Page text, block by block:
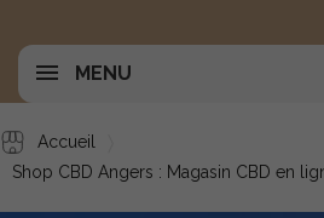
MENU
Accueil
Shop CBD Angers : Magasin CBD en